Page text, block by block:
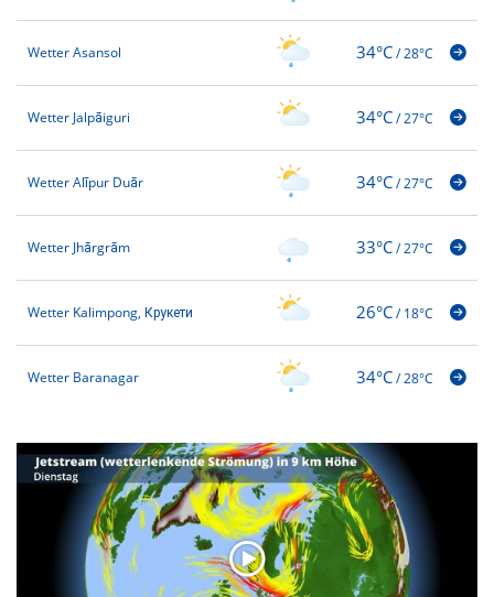
Wetter Asansol 34°C/28°C
Wetter Jalpāiguri 34°C/27°C
Wetter Alīpur Duār 34°C/27°C
Wetter Jhārgrām 33°C/27°C
Wetter Kalimpong, Крукети 26°C/18°C
Wetter Baranagar 34°C/28°C